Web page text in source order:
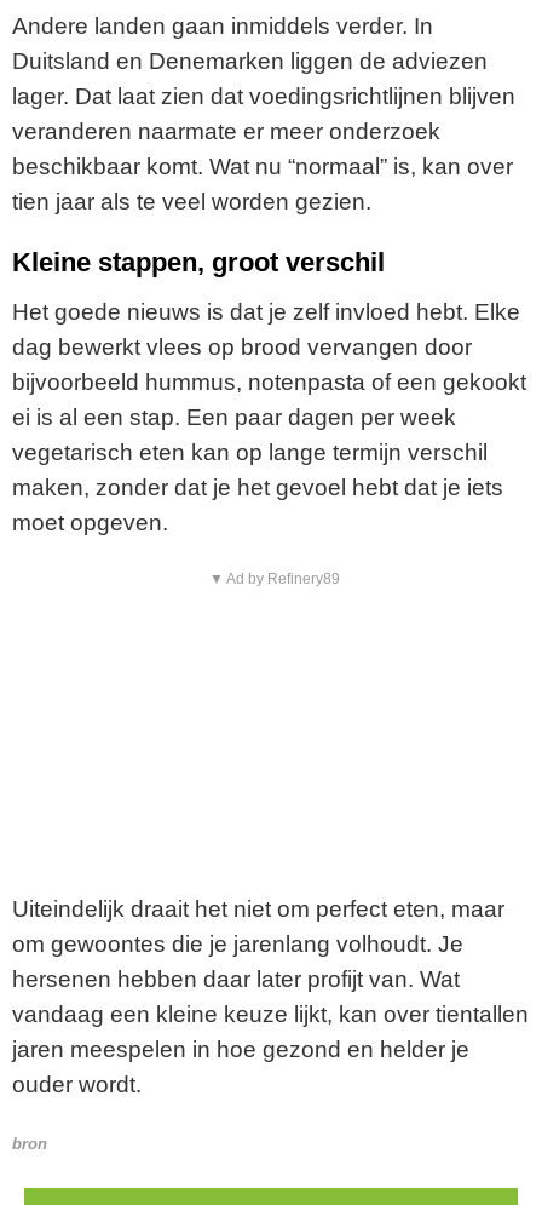
Andere landen gaan inmiddels verder. In
Duitsland en Denemarken liggen de adviezen
lager. Dat laat zien dat voedingsrichtlijnen blijven
veranderen naarmate er meer onderzoek
beschikbaar komt. Wat nu “normaal” is, kan over
tien jaar als te veel worden gezien.
Kleine stappen, groot verschil
Het goede nieuws is dat je zelf invloed hebt. Elke
dag bewerkt vlees op brood vervangen door
bijvoorbeeld hummus, notenpasta of een gekookt
ei is al een stap. Een paar dagen per week
vegetarisch eten kan op lange termijn verschil
maken, zonder dat je het gevoel hebt dat je iets
moet opgeven.
▼ Ad by Refinery89
Uiteindelijk draait het niet om perfect eten, maar
om gewoontes die je jarenlang volhoudt. Je
hersenen hebben daar later profijt van. Wat
vandaag een kleine keuze lijkt, kan over tientallen
jaren meespelen in hoe gezond en helder je
ouder wordt.
bron